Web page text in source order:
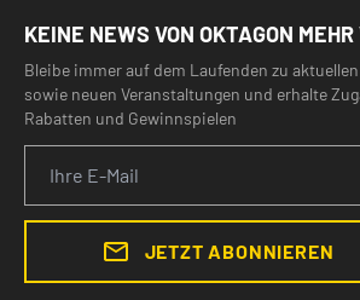
KEINE NEWS VON OKTAGON
Bleibe immer auf dem Laufenden zu aktuellen
sowie neuen Veranstaltungen und erhalte
Rabatten und Gewinnspielen
JETZT ABONNIEREN